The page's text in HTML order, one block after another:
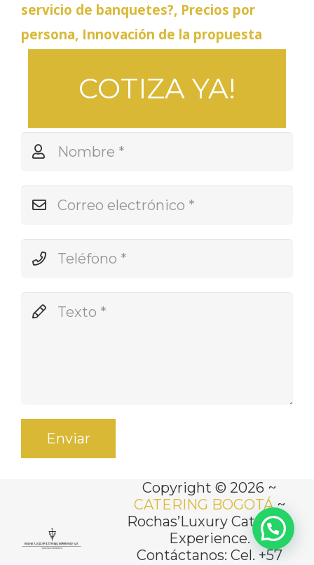
servicio de banquetes?, Precios por
persona, Innovación de la propuesta
COTIZA YA!
Enviar
Copyright © 2026 ~
CATERING BOGOTÁ~
Rochas’Luxury Catering
Experience.
Contáctanos: Cel. +57